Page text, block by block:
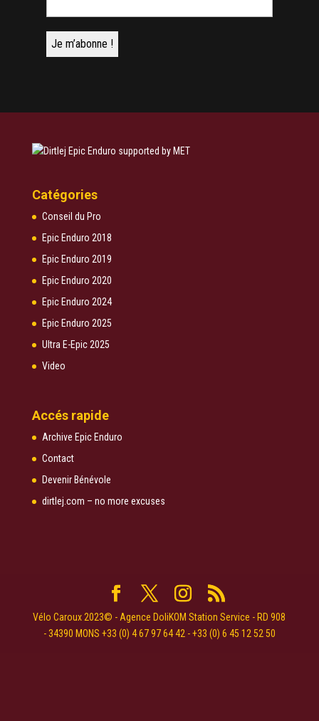
Catégories
Conseil du Pro
Epic Enduro 2018
Epic Enduro 2019
Epic Enduro 2020
Epic Enduro 2024
Epic Enduro 2025
Ultra E-Epic 2025
Video
Accés rapide
Archive Epic Enduro
Contact
Devenir Bénévole
dirtlej.com – no more excuses
Vélo Caroux 2023© - Agence DoliKOM Station Service - RD 908
- 34390 MONS +33 (0) 4 67 97 64 42 - +33 (0) 6 45 12 52 50